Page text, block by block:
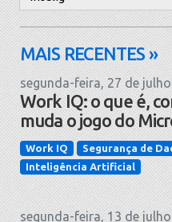
MAIS RECENTES »
segunda-feira, 27 de julho
Work IQ: o que é,
muda o jogo do
Work IQ Segurança de
Inteligência Artificial
segunda-feira, 13 de julho